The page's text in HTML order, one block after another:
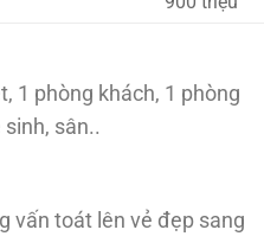
1 phòng khách, 1 phòng
sân..
vấn toát lên vẻ đẹp sang